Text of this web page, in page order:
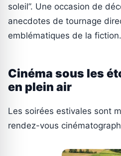
soleil”. Une occasion de
anecdotes de tournage
emblématiques de la fiction.
Cinéma sous les
en plein air
Les soirées estivales sont
rendez-vous